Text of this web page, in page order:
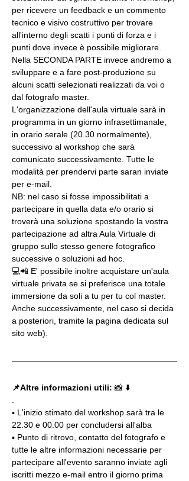
per ricevere un feedback e un commento
tecnico e visivo costruttivo per trovare
all'interno degli scatti i punti di forza e i
punti dove invece è possibile migliorare.
Nella SECONDA PARTE invece andremo a
sviluppare e a fare post-produzione su
alcuni scatti selezionati realizzati da voi o
dal fotografo master.
L'organizzazione dell'aula virtuale sarà in
programma in un giorno infrasettimanale,
in orario serale (20.30 normalmente),
successivo al workshop che sarà
comunicato successivamente. Tutte le
modalità per prendervi parte saran inviate
per e-mail.
NB: nel caso si fosse impossibilitati a
partecipare in quella data e/o orario si
troverà una soluzione spostando la vostra
partecipazione ad altra Aula Virtuale di
gruppo sullo stesso genere fotografico
successive o soluzioni ad hoc.
💻📲 E' possibile inoltre acquistare un'aula
virtuale privata se si preferisce una totale
immersione da soli a tu per tu col master.
Anche successivamente, nel caso si decida
a posteriori, tramite la pagina dedicata sul
sito web).
📌Altre informazioni utili: 📸 ⬇️
▪️ L'inizio stimato del workshop sarà tra le
22.30 e 00.00 per concludersi all'alba
▪️ Punto di ritrovo, contatto del fotografo e
tutte le altre informazioni necessarie per
partecipare all'evento saranno inviate agli
iscritti mezzo e-mail entro il giorno prima